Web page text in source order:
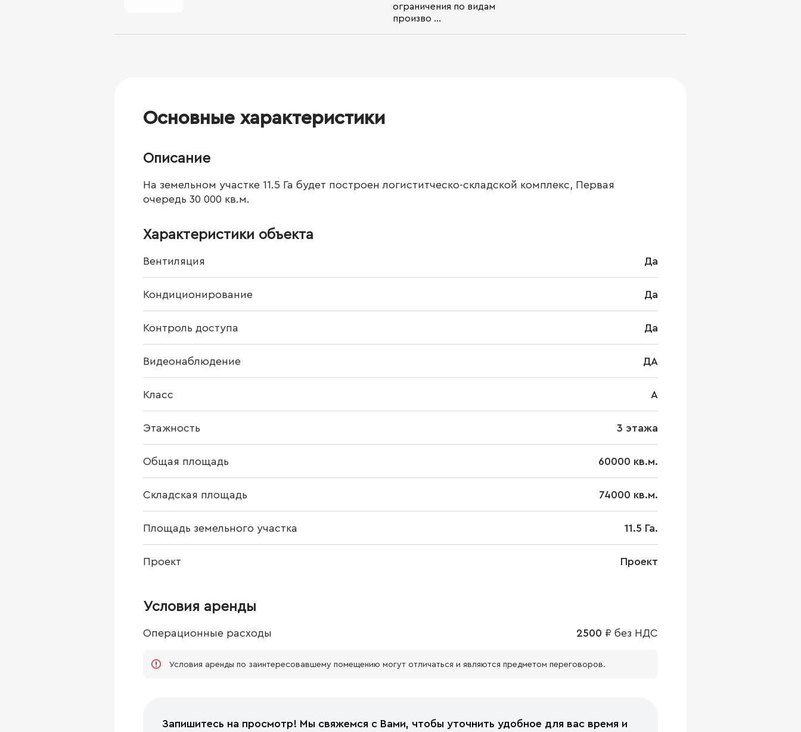
ограничения по видам
произво ...
Основные характеристики
Описание
На земельном участке 11.5 Га будет построен логиститческо-складской комплекс, Первая
очередь 30 000 кв.м.
Характеристики объекта
Вентиляция Да
Кондиционирование Да
Контроль доступа Да
Видеонаблюдение ДА
Класс A
Этажность 3 этажа
Общая площадь 60000 кв.м.
Складская площадь 74000 кв.м.
Площадь земельного участка 11.5 Га.
Проект Проект
Условия аренды
Операционные расходы 2500 ₽ без НДС
Условия аренды по заинтересовавшему помещению могут отличаться и являются предметом переговоров.
Запишитесь на просмотр! Мы свяжемся с Вами, чтобы уточнить удобное для вас время и